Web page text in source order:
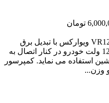
تومان
پمپ باد فندکی دو سیلندر VR1207 ACT ویوارکس با تبدیل برق
شهری با قابلیت استفاده از نیروی 12 ولت خودرو در کنار اتصال به
استفاده می نماید. کمپرسور